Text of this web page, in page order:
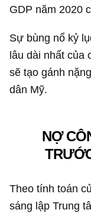
GDP năm 2020
Sự bùng nổ kỷ
lâu dài nhất của
sẽ tạo gánh
dân Mỹ.
NỢ
Theo tính toán
sáng lập Trung